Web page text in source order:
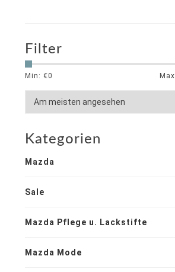
Filter
Min: €0
Kategorien
Mazda
Sale
Mazda Pflege u. Lackstifte
Mazda Mode